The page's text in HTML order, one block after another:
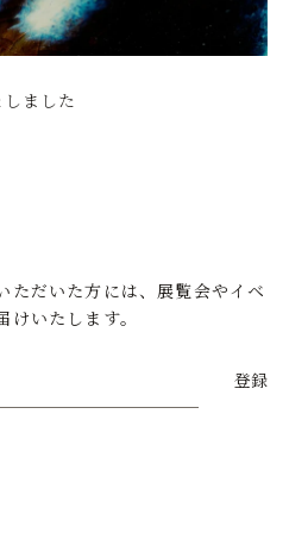
ました
ただいた方には、展覧会やイベ
いたします。
登録